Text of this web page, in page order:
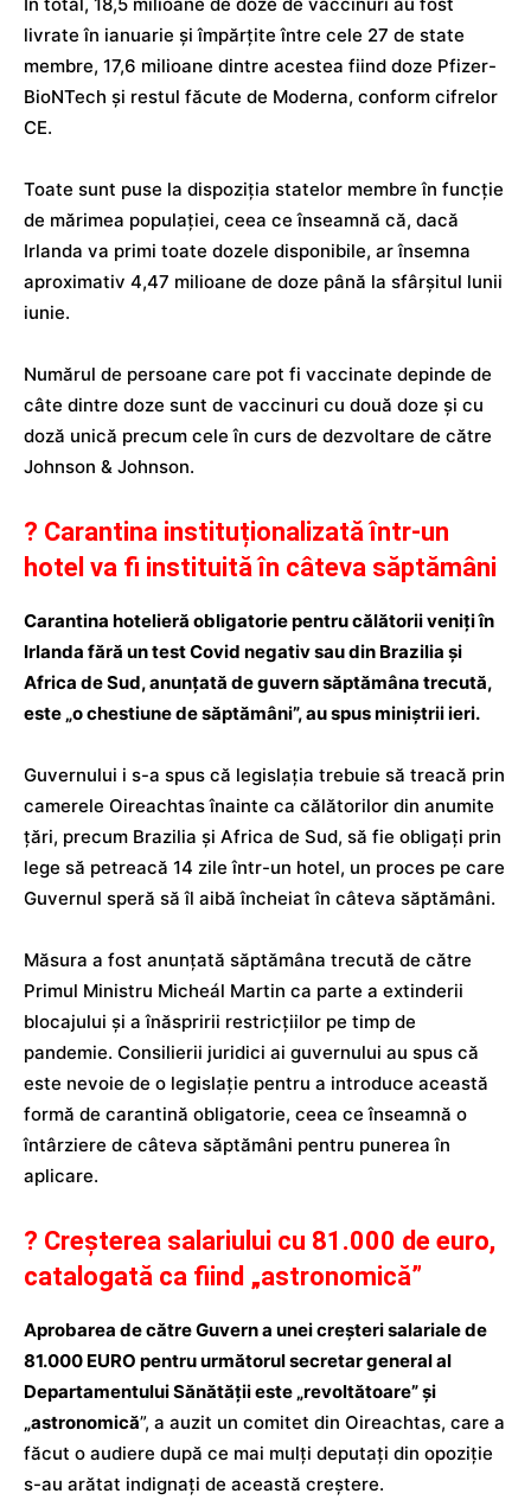
livrate în ianuarie și împărțite între cele 27 de state
membre, 17,6 milioane dintre acestea fiind doze Pfizer-
BioNTech și restul făcute de Moderna, conform cifrelor
CE.
Toate sunt puse la dispoziția statelor membre în funcție
de mărimea populației, ceea ce înseamnă că, dacă
Irlanda va primi toate dozele disponibile, ar însemna
aproximativ 4,47 milioane de doze până la sfârșitul lunii
iunie.
Numărul de persoane care pot fi vaccinate depinde de
câte dintre doze sunt de vaccinuri cu două doze și cu
doză unică precum cele în curs de dezvoltare de către
Johnson & Johnson.
? Carantina instituționalizată într-un
hotel va fi instituită în câteva săptămâni
Carantina hotelieră obligatorie pentru călătorii veniți în
Irlanda fără un test Covid negativ sau din Brazilia și
Africa de Sud, anunțată de guvern săptămâna trecută,
este „o chestiune de săptămâni”, au spus miniștrii ieri.
Guvernului i s-a spus că legislația trebuie să treacă prin
camerele Oireachtas înainte ca călătorilor din anumite
țări, precum Brazilia și Africa de Sud, să fie obligați prin
lege să petreacă 14 zile într-un hotel, un proces pe care
Guvernul speră să îl aibă încheiat în câteva săptămâni.
Măsura a fost anunțată săptămâna trecută de către
Primul Ministru Micheál Martin ca parte a extinderii
blocajului și a înăspririi restricțiilor pe timp de
pandemie. Consilierii juridici ai guvernului au spus că
este nevoie de o legislație pentru a introduce această
formă de carantină obligatorie, ceea ce înseamnă o
întârziere de câteva săptămâni pentru punerea în
aplicare.
? Creșterea salariului cu 81.000 de euro,
catalogată ca fiind „astronomică”
Aprobarea de către Guvern a unei creșteri salariale de
81.000 EURO pentru următorul secretar general al
Departamentului Sănătății este „revoltătoare” și
„astronomică”, a auzit un comitet din Oireachtas, care a
făcut o audiere după ce mai mulți deputați din opoziție
s-au arătat indignați de această creștere.